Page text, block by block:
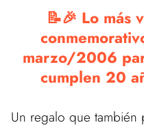
📝🎉 Lo más
marzo/2006
cumplen 20
Un regalo que también